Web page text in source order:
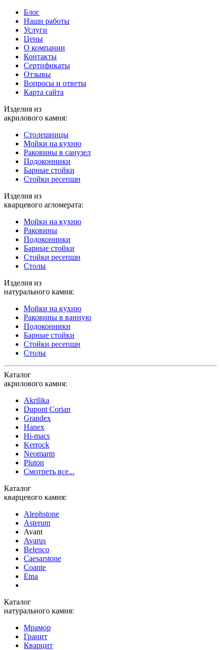
Блог
Наши работы
Услуги
Цены
О компании
Контакты
Cертификаты
Отзывы
Вопросы и ответы
Карта сайта
Изделия из
акрилового камня:
Столешницы
Мойки на кухню
Раковины в санузел
Подоконники
Барные стойки
Стойки ресепшн
Изделия из
кварцевого агломерата:
Мойки на кухню
Раковины
Подоконники
Барные стойки
Стойки ресепшн
Столы
Изделия из
натурального камня:
Мойки на кухню
Раковины в ванную
Подоконники
Барные стойки
Стойки ресепшн
Столы
Каталог
акрилового камня:
Akrilika
Dupont Corian
Grandex
Hanex
Hi-macs
Kerrock
Neomarm
Pluton
Смотреть все...
Каталог
кварцевого камня:
Alephstone
Asterum
Avant
Avarus
Belenco
Caesarstone
Coante
Etna
Каталог
натурального камня:
Мрамор
Гранит
Кварцит